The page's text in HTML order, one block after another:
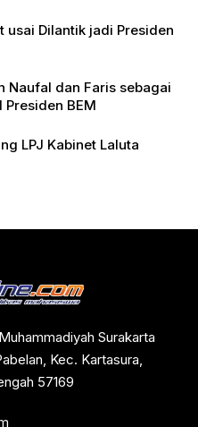
usai Dilantik jadi Presiden
Naufal dan Faris sebagai
Presiden BEM
LPJ Kabinet Laluta
Surakarta
Kec. Kartasura,
57169